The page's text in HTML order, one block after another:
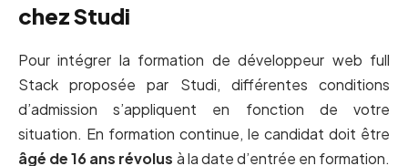
chez Studi
Pour intégrer la formation de développeur web full
Stack proposée par Studi, différentes conditions
d’admission s’appliquent en fonction de votre
situation. En formation continue, le candidat doit être
âgé de 16 ans révolus à la date d’entrée en formation.